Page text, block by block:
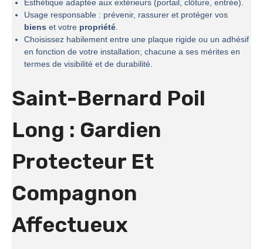
Esthétique adaptée aux extérieurs (portail, clôture, entrée).
Usage responsable : prévenir, rassurer et protéger vos
biens et votre propriété.
Choisissez habilement entre une plaque rigide ou un adhésif
en fonction de votre installation; chacune a ses mérites en
termes de visibilité et de durabilité.
Saint-Bernard Poil
Long : Gardien
Protecteur Et
Compagnon
Affectueux